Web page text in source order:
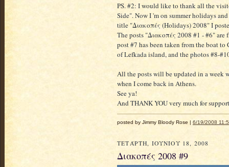
PS. #2: I would like to thank all the
Side". Now I 'm on summer holidays
title "Διακοπές (Holidays) 2008" I
The posts "Διακοπές 2008 #1 - #6" are
post #7 has been taken from the boat
of Lefkada island, and the photos #8-
All the posts will be updated in a week
when I come back in Athens.
See ya!
And THANK YOU very much for
posted by Jimmy Bloody Rose | 6/19/2008
ΤΕΤΆΡΤΗ, ΙΟΥΝΊΟΥ 18, 2008
Διακοπές 2008 #9